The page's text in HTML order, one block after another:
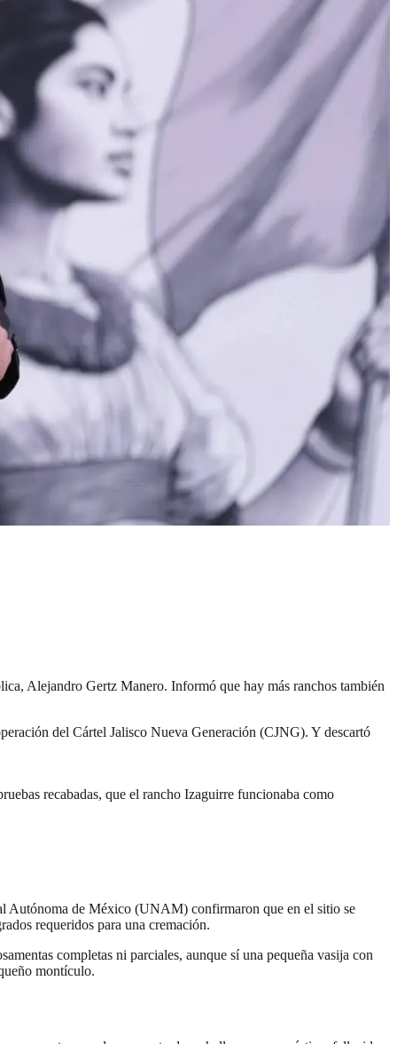
Alejandro Gertz Manero. Informó que hay más ranchos también
del Cártel Jalisco Nueva Generación (CJNG). Y descartó
recabadas, que el rancho Izaguirre funcionaba como
Autónoma de México (UNAM) confirmaron que en el sitio se
requeridos para una cremación.
completas ni parciales, aunque sí una pequeña vasija con
montículo.